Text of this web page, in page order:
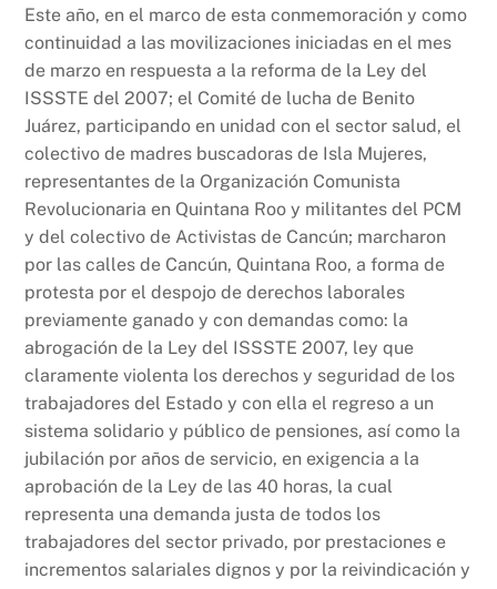
Este año, en el marco de esta conmemoración y como
continuidad a las movilizaciones iniciadas en el mes
de marzo en respuesta a la reforma de la Ley del
ISSSTE del 2007; el Comité de lucha de Benito
Juárez, participando en unidad con el sector salud, el
colectivo de madres buscadoras de Isla Mujeres,
representantes de la Organización Comunista
Revolucionaria en Quintana Roo y militantes del PCM
y del colectivo de Activistas de Cancún; marcharon
por las calles de Cancún, Quintana Roo, a forma de
protesta por el despojo de derechos laborales
previamente ganado y con demandas como: la
abrogación de la Ley del ISSSTE 2007, ley que
claramente violenta los derechos y seguridad de los
trabajadores del Estado y con ella el regreso a un
sistema solidario y público de pensiones, así como la
jubilación por años de servicio, en exigencia a la
aprobación de la Ley de las 40 horas, la cual
representa una demanda justa de todos los
trabajadores del sector privado, por prestaciones e
incrementos salariales dignos y por la reivindicación y